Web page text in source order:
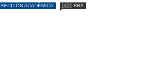
SECCIÓN ACADÉMICA 🇧🇷 BRA